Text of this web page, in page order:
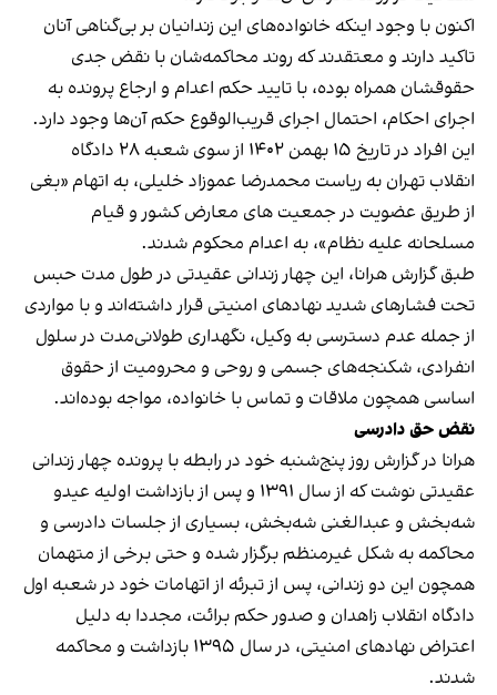
اکنون با وجود اینکه خانواده‌های این زندانیان بر بی‌گناهی آنان
تاکید دارند و معتقدند که روند محاکمه‌شان با نقض جدی
حقوقشان همراه بوده، با تایید حکم اعدام و ارجاع پرونده به
اجرای احکام، احتمال اجرای قریب‌الوقوع حکم آن‌ها وجود دارد.
این افراد در تاریخ ۱۵ بهمن ۱۴۰۲ از سوی شعبه ۲۸ دادگاه
انقلاب تهران به ریاست محمدرضا عموزاد خلیلی، به اتهام «بغی
از طریق عضویت در جمعیت های معارض کشور و قیام
مسلحانه علیه نظام»، به اعدام محکوم شدند.
طبق گزارش هرانا، این چهار زندانی عقیدتی در طول مدت حبس
تحت فشارهای شدید نهادهای امنیتی قرار داشته‌اند و با مواردی
از جمله عدم دسترسی به وکیل، نگهداری طولانی‌مدت در سلول
انفرادی، شکنجه‌های جسمی و روحی و محرومیت از حقوق
اساسی همچون ملاقات و تماس با خانواده، مواجه بوده‌اند.
نقض حق دادرسی
هرانا در گزارش روز پنج‌شنبه خود در رابطه با پرونده چهار زندانی
عقیدتی نوشت که از سال ۱۳۹۱ و پس از بازداشت اولیه عیدو
شه‌بخش و عبدالغنی شه‌بخش، بسیاری از جلسات دادرسی و
محاکمه به شکل غیرمنظم برگزار شده و حتی برخی از متهمان
همچون این دو زندانی، پس از تبرئه از اتهامات خود در شعبه اول
دادگاه انقلاب زاهدان و صدور حکم برائت، مجددا به دلیل
اعتراض نهادهای امنیتی، در سال ۱۳۹۵ بازداشت و محاکمه
شدند.